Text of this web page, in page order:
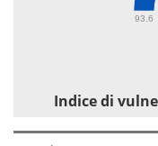
93.6
Indice di